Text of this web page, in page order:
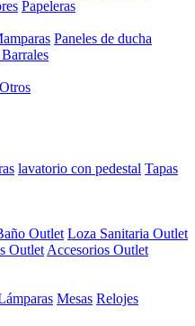
Papeleras
Paneles de ducha
Otros
lavatorio con pedestal Tapas
Outlet Loza Sanitaria Outlet
Outlet Accesorios Outlet
Mesas Relojes